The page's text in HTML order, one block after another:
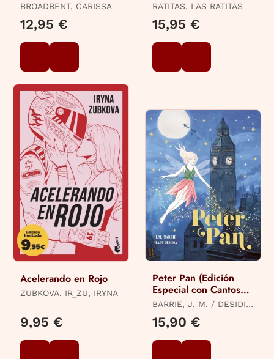
BROADBENT, CARISSA
12,95 €
RATITAS, LAS RATITAS
15,95 €
Acelerando en Rojo
ZUBKOVA. IR_ZU, IRYNA
9,95 €
Peter Pan (Edición
Especial con Cantos
Tintados)
BARRIE, J. M. / DESIDIA,
15,90 €